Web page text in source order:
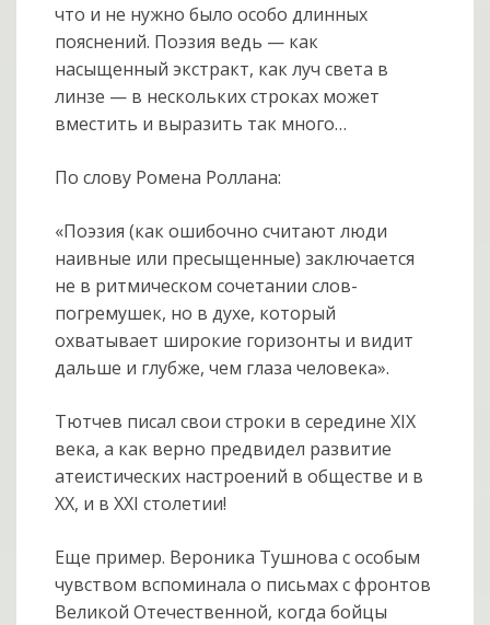
что и не нужно было особо длинных
пояснений. Поэзия ведь — как
насыщенный экстракт, как луч света в
линзе — в нескольких строках может
вместить и выразить так много…
По слову Ромена Роллана:
«Поэзия (как ошибочно считают люди
наивные или пресыщенные) заключается
не в ритмическом сочетании слов-
погремушек, но в духе, который
охватывает широкие горизонты и видит
дальше и глубже, чем глаза человека».
Тютчев писал свои строки в середине XIX
века, а как верно предвидел развитие
атеистических настроений в обществе и в
ХХ, и в ХХI столетии!
Еще пример. Вероника Тушнова с особым
чувством вспоминала о письмах с фронтов
Великой Отечественной, когда бойцы